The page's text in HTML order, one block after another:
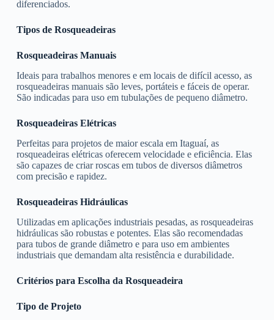
diferenciados.
Tipos de Rosqueadeiras
Rosqueadeiras Manuais
Ideais para trabalhos menores e em locais de difícil acesso, as
rosqueadeiras manuais são leves, portáteis e fáceis de operar.
São indicadas para uso em tubulações de pequeno diâmetro.
Rosqueadeiras Elétricas
Perfeitas para projetos de maior escala em Itaguaí, as
rosqueadeiras elétricas oferecem velocidade e eficiência. Elas
são capazes de criar roscas em tubos de diversos diâmetros
com precisão e rapidez.
Rosqueadeiras Hidráulicas
Utilizadas em aplicações industriais pesadas, as rosqueadeiras
hidráulicas são robustas e potentes. Elas são recomendadas
para tubos de grande diâmetro e para uso em ambientes
industriais que demandam alta resistência e durabilidade.
Critérios para Escolha da Rosqueadeira
Tipo de Projeto